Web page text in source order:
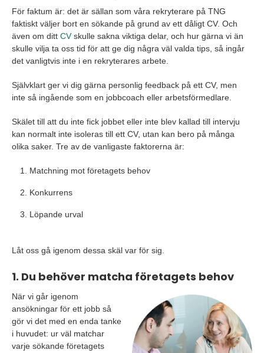
För faktum är: det är sällan som våra rekryterare på TNG
faktiskt väljer bort en sökande på grund av ett dåligt CV. Och
även om ditt CVskulle sakna viktiga delar, och hur gärna vi än
skulle vilja ta oss tid för att ge dig några väl valda tips, så ingår
det vanligtvis inte i en rekryterares arbete.
Självklart ger vi dig gärna personlig feedback på ett CV, men
inte så ingående som en jobbcoach eller arbetsförmedlare.
Skälet till att du inte fick jobbet eller inte blev kallad till intervju
kan normalt inte isoleras till ett CV, utan kan bero på många
olika saker. Tre av de vanligaste faktorerna är:
Matchning mot företagets behov
Konkurrens
Löpande urval
Låt oss gå igenom dessa skäl var för sig.
1. Du behöver matcha företagets behov
När vi går igenom
ansökningar för ett jobb så
gör vi det med en enda tanke
i huvudet: ur väl matchar
varje sökande företagets